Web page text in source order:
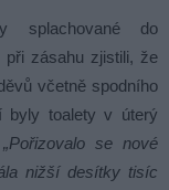
splachované do
při zásahu zjistili, že
včetně spodního
byly toalety v úterý
„Pořizovalo se nové
nižší desítky tisíc